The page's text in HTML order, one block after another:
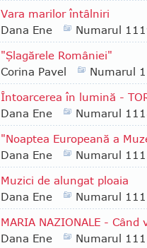
Vara marilor întâlniri
Dana Ene
Numarul
"Şlagărele României"
Corina Pavel
Numarul
Întoarcerea în lumină -
Dana Ene
Numarul
"Noaptea Europeană a
Dana Ene
Numarul
Muzici de alungat ploaia
Dana Ene
Numarul
MARIA NAZIONALE -
Dana Ene
Numarul